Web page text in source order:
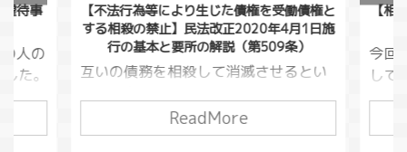
待事
人の
た。
るこ
ま
【不法行為等により生じた債権を受働債権と
する相殺の禁止】民法改正2020年4月1日施
行の基本と要所の解説（第509条）
互いの債務を相殺して消滅させるとい
条）この債務というのは損害賠償請求
でも良いので、借金をしている人が損
ReadMore
【相
今回
して
万円
が、